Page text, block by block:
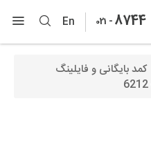
En 021 -8744
کمد بایگانی و فایلینگ